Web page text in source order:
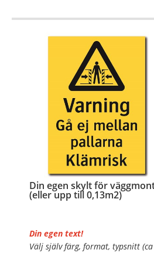
Din egen skylt för
(eller upp till 0,13m2)
Din egen text!
Välj själv färg, format, typsnitt